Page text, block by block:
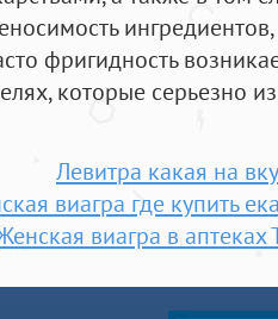
фригидность
которые серьезно
Левитра какая на
виагра где купить
виагра в